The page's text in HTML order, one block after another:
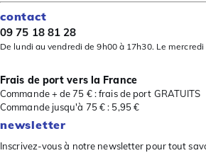
contact
09 75 18 81 28
De lundi au vendredi de 9h00 à 17h30. Le
Frais de port vers la France
Commande + de 75 € : frais de port GRATUITS
Commande jusqu'à 75 € : 5,95 €
newsletter
Inscrivez-vous à notre newsletter pour tout